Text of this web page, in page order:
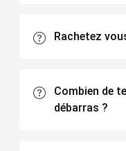
Rachetez
Combien de
débarras ?